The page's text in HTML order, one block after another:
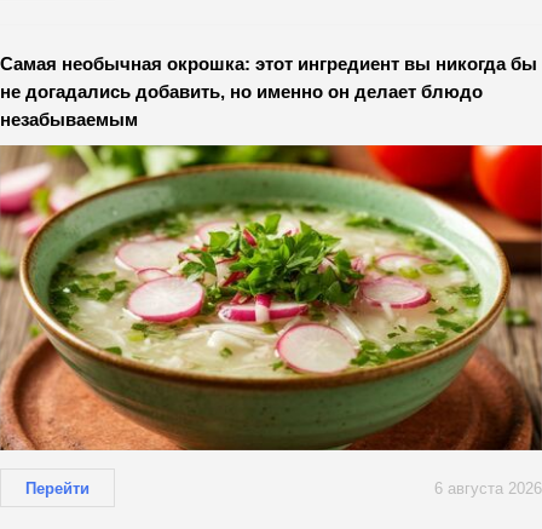
Самая необычная окрошка: этот ингредиент вы никогда бы
не догадались добавить, но именно он делает блюдо
незабываемым
Перейти 6 августа 2026